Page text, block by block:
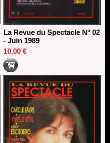
La Revue du Spectacle N° 02
- Juin 1989
10,00 €